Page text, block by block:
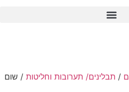
/תבלינים/ תערובות וחליטות/ שום